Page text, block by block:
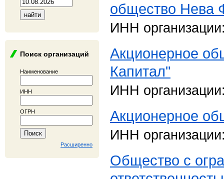
Поиск организаций
Наименование
ИНН
ОГРН
Расширенно
общество Нева
ИНН
Акционерное
Капитал"
ИНН
Акционерное
ИНН
Общество с